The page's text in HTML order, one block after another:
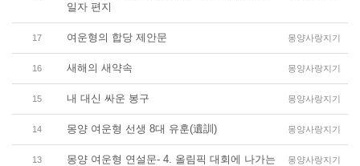
일자 편지
17 여운형의 합당 제안문 몽양사랑지기
16 새해의 새약속 몽양사랑지기
15 내 대신 싸운 봉구 몽양사랑지기
14 몽양 여운형 선생 8대 유훈(遺訓) 몽양사랑지기
13
몽양 여운형 연설문- 4. 올림픽 대회에 나가는
몽양사랑지기